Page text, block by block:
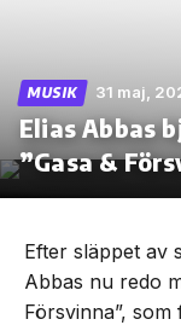
Skip
the
MUSIK 31 maj,
Elias Abbas
”Gasa &
Efter släppet av
Abbas nu redo
Försvinna”,